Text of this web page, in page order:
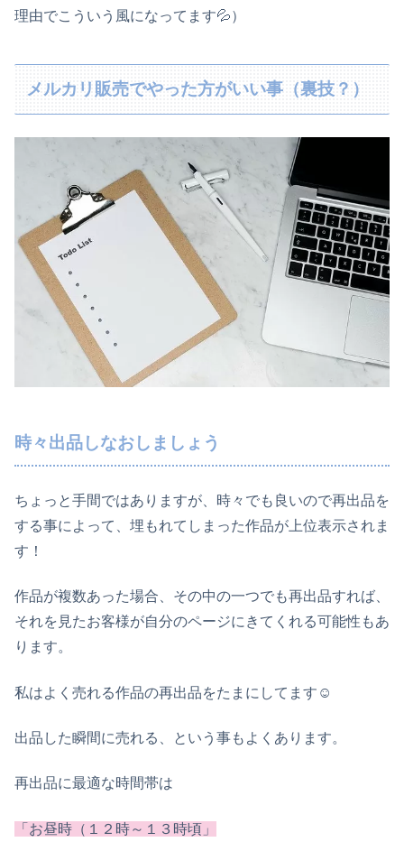
理由でこういう風になってます💦）
メルカリ販売でやった方がいい事（裏技？）
時々出品しなおしましょう
ちょっと手間ではありますが、時々でも良いので再出品を
する事によって、埋もれてしまった作品が上位表示されま
す！
作品が複数あった場合、その中の一つでも再出品すれば、
それを見たお客様が自分のページにきてくれる可能性もあ
ります。
私はよく売れる作品の再出品をたまにしてます☺
出品した瞬間に売れる、という事もよくあります。
再出品に最適な時間帯は
「お昼時（１２時～１３時頃」